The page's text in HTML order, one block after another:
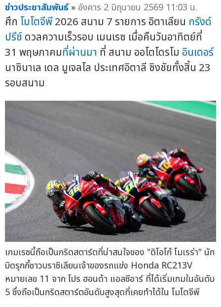
ข่าวประชาสัมพันธ์ » อังคาร 2 มิถุนายน 2569 11:03 น.
ศึก โมโตจีพี2026 สนาม 7 รายการ อิตาเลียน กรังด์
ปรีซ์ ดวลความเร็วรอบ เมนเรซ เมื่อคืนวันอาทิตย์ที่
31 พฤษภาคมที่ผ่านมา ที่ สนาม ออโตโดรโม อินเตอร์
นาซินาเล เดล มูเจลโล ประเทศอิตาลี ชิงชัยทั้งสิ้น 23
รอบสนาม
เกมเรซนี้ถือเป็นกริดสตาร์ตที่น่าสนใจของ "ดิโอโก้ โมเรร่า" นัก
บิดรุกกี้ชาวบราซิเลียนเจ้าของรถแข่ง Honda RC213V
หมายเลข 11 จาก โปร ฮอนด้า แอลซีอาร์ ที่ได้เริ่มเกมในอันดับ
5 ซึ่งถือเป็นกริดสตาร์ตอันดับสูงสุดที่เคยทำได้ใน โมโตจีพี